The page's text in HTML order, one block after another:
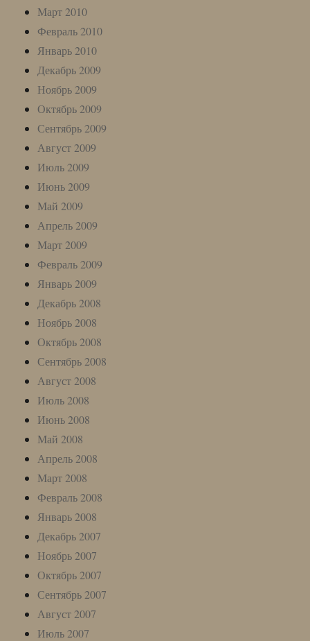
Март 2010
Февраль 2010
Январь 2010
Декабрь 2009
Ноябрь 2009
Октябрь 2009
Сентябрь 2009
Август 2009
Июль 2009
Июнь 2009
Май 2009
Апрель 2009
Март 2009
Февраль 2009
Январь 2009
Декабрь 2008
Ноябрь 2008
Октябрь 2008
Сентябрь 2008
Август 2008
Июль 2008
Июнь 2008
Май 2008
Апрель 2008
Март 2008
Февраль 2008
Январь 2008
Декабрь 2007
Ноябрь 2007
Октябрь 2007
Сентябрь 2007
Август 2007
Июль 2007